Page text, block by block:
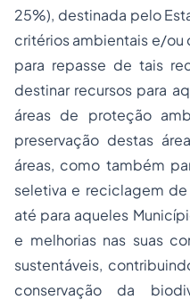
25%), destinada pelo
critérios ambientais e/
para repasse de tais
destinar recursos para
áreas de proteção
preservação destas
áreas, como também
seletiva e reciclagem
até para aqueles
e melhorias nas suas
sustentáveis,
conservação da